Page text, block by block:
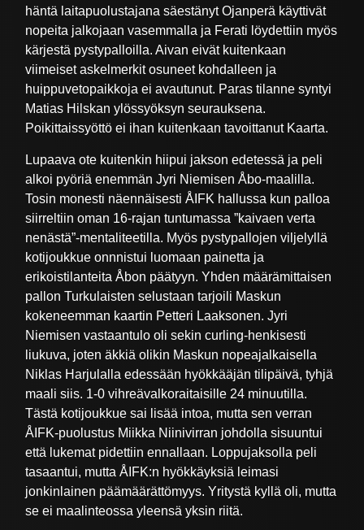
häntä laitapuolustajana säestänyt Ojanperä käyttivät
nopeita jalkojaan vasemmalla ja Ferati löydettiin myös
kärjestä pystypalloilla. Aivan eivät kuitenkaan
viimeiset askelmerkit osuneet kohdalleen ja
huippuvetopaikkoja ei avautunut. Paras tilanne syntyi
Matias Hilskan ylössyöksyn seurauksena.
Poikittaissyöttö ei ihan kuitenkaan tavoittanut Kaarta.
Lupaava ote kuitenkin hiipui jakson edetessä ja peli
alkoi pyöriä enemmän Jyri Niemisen Åbo-maalilla.
Tosin monesti näennäisesti ÅIFK hallussa kun palloa
siirreltiin oman 16-rajan tuntumassa ”kaivaen verta
nenästä”-mentaliteetilla. Myös pystypallojen viljelyllä
kotijoukkue onnnistui luomaan painetta ja
erikoistilanteita Åbon päätyyn. Yhden määrämittaisen
pallon Turkulaisten selustaan tarjoili Maskun
kokeneemman kaartin Petteri Laaksonen. Jyri
Niemisen vastaantulo oli sekin curling-henkisesti
liukuva, joten äkkiä olikin Maskun nopeajalkaisella
Niklas Harjulalla edessään hyökkääjän tilipäivä, tyhjä
maali siis. 1-0 vihreävalkoraitaisille 24 minuutilla.
Tästä kotijoukkue sai lisää intoa, mutta sen verran
ÅIFK-puolustus Miikka Niinivirran johdolla sisuuntui
että lukemat pidettiin ennallaan. Loppujaksolla peli
tasaantui, mutta ÅIFK:n hyökkäyksiä leimasi
jonkinlainen päämäärättömyys. Yritystä kyllä oli, mutta
se ei maalinteossa yleensä yksin riitä.